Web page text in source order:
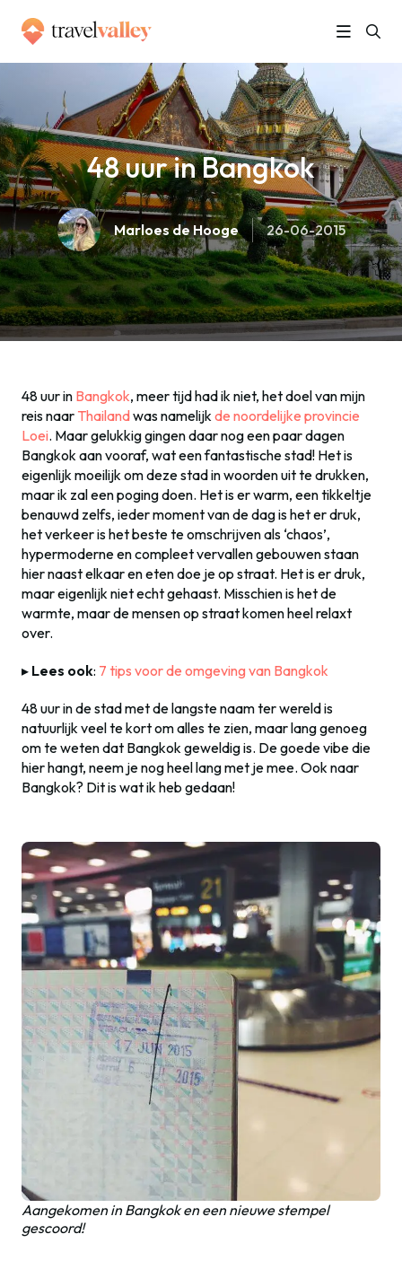
Home 48 uur in Bangkok
48 uur in Bangkok
Marloes de Hooge 26-06-2015
48 uur in Bangkok, meer tijd had ik niet, het doel van mijn
reis naar Thailandwas namelijkde noordelijke provincie
Loei. Maar gelukkig gingen daar nog een paar dagen
Bangkok aan vooraf, wat een fantastische stad! Het is
eigenlijk moeilijk om deze stad in woorden uit te drukken,
maar ik zal een poging doen. Het is er warm, een tikkeltje
benauwd zelfs, ieder moment van de dag is het er druk,
het verkeer is het beste te omschrijven als ‘chaos’,
hypermoderne en compleet vervallen gebouwen staan
hier naast elkaar en eten doe je op straat. Het is er druk,
maar eigenlijk niet echt gehaast. Misschien is het de
warmte, maar de mensen op straat komen heel relaxt
over.
▸ Lees ook: 7 tips voor de omgeving van Bangkok
48 uur in de stad met de langste naam ter wereld is
natuurlijk veel te kort om alles te zien, maar lang genoeg
om te weten dat Bangkok geweldig is. De goede vibe die
hier hangt, neem je nog heel lang met je mee. Ook naar
Bangkok? Dit is wat ik heb gedaan!
Aangekomen in Bangkok en een nieuwe stempel
gescoord!